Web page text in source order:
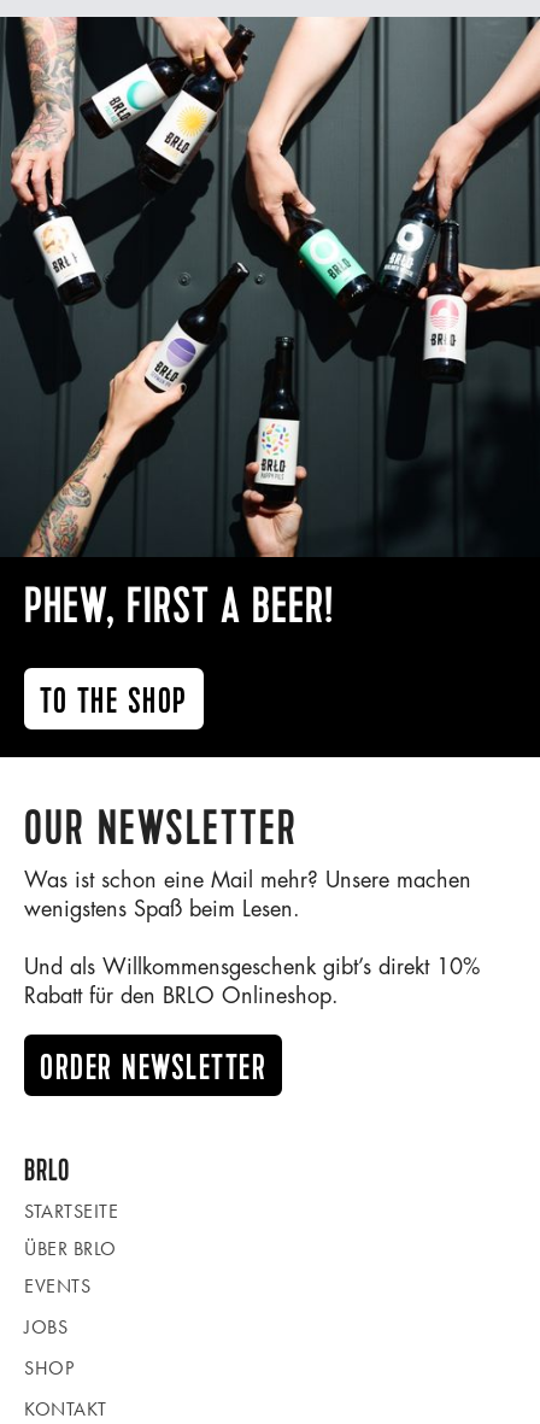
PHEW, FIRST A BEER!
TO THE SHOP
OUR NEWSLETTER
Was ist schon eine Mail mehr? Unsere machen
wenigstens Spaß beim Lesen.
Und als Willkommensgeschenk gibt’s direkt 10%
Rabatt für den BRLO Onlineshop.
ORDER NEWSLETTER
BRLO
STARTSEITE
ÜBER BRLO
EVENTS
JOBS
SHOP
KONTAKT